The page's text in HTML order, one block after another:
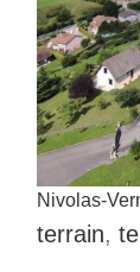
Nivolas-
terrain,